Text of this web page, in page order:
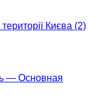
Києва (2)
— Основная